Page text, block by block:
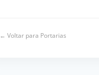
← Voltar para Portarias